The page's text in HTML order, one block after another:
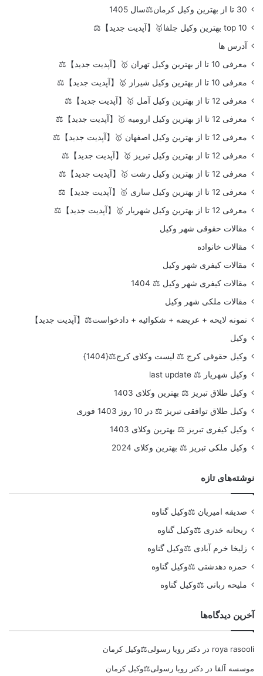
30 تا از بهترین وکیل کرمان⚖️سال 1405
top 10 بهترین وکیل جلفا🥇【آپدیت جدید】⚖️
آدرس ها
معرفی 10 تا از بهترین وکیل تهران 🥇【آپدیت جدید】⚖️
معرفی 10 تا از بهترین وکیل شیراز 🥇【آپدیت جدید】⚖️
معرفی 12 تا از بهترین وکیل آمل 🥇【آپدیت جدید】⚖️
معرفی 12 تا از بهترین وکیل ارومیه 🥇【آپدیت جدید】⚖️
معرفی 12 تا از بهترین وکیل اصفهان 🥇【آپدیت جدید】⚖️
معرفی 12 تا از بهترین وکیل تبریز 🥇【آپدیت جدید】⚖️
معرفی 12 تا از بهترین وکیل رشت 🥇【آپدیت جدید】⚖️
معرفی 12 تا از بهترین وکیل ساری 🥇【آپدیت جدید】⚖️
معرفی 12 تا از بهترین وکیل شهریار 🥇【آپدیت جدید】⚖️
مقالات حقوقی شهر وکیل
مقالات خانواده
مقالات کیفری شهر وکیل
مقالات کیفری شهر وکیل ⚖️ 1404
مقالات ملکی شهر وکیل
نمونه لایحه + عریضه + شکوائیه + دادخواست⚖️【آپدیت جدید】
وکیل
وکیل حقوقی کرج ⚖️ لیست وکلای کرج⚖️{1404}
وکیل شهریار ⚖️ last update
وکیل طلاق تبریز ⚖️ بهترین وکلای 1403
وکیل طلاق توافقی تبریز ⚖️ در 10 روز 1403 فوری
وکیل کیفری تبریز ⚖️ بهترین وکلای 1403
وکیل ملکی تبریز ⚖️ بهترین وکلای 2024
نوشته‌های تازه
صدیقه امیریان ⚖️وکیل گناوه
ریحانه خدری ⚖️وکیل گناوه
زلیخا خرم آبادی ⚖️وکیل گناوه
حمزه دهدشتی ⚖️وکیل گناوه
ملیحه ربانی ⚖️وکیل گناوه
آخرین دیدگاه‌ها
roya rasooli در دکتر رویا رسولی⚖️وکیل کرمان
موسسه آلفا در دکتر رویا رسولی⚖️وکیل کرمان